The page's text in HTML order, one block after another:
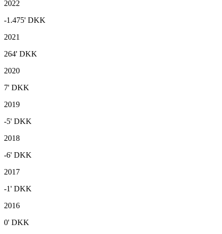
2022
-1.475' DKK
2021
264' DKK
2020
7' DKK
2019
-5' DKK
2018
-6' DKK
2017
-1' DKK
2016
0' DKK